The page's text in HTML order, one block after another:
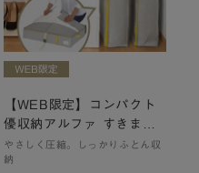
【WEB限定】コンパクト
優収納アルファ すきま用
｜ふとん収納袋
やさしく圧縮。しっかりふとん収
納